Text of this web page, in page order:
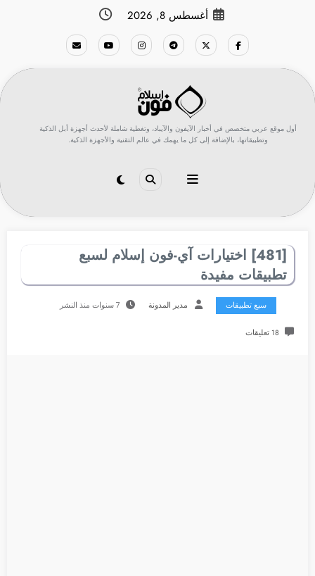
أغسطس 8, 2026
أول موقع عربي متخصص في أخبار الآيفون والآيباد، وتغطية شاملة لأحدث أجهزة أبل الذكية
وتطبيقاتها، بالإضافة إلى كل ما يهمك في عالم التقنية والأجهزة الذكية.
[481] اختيارات آي-فون إسلام لسبع
تطبيقات مفيدة
سبع تطبيقات مدير المدونة 7 سنوات منذ النشر
18 تعليقات